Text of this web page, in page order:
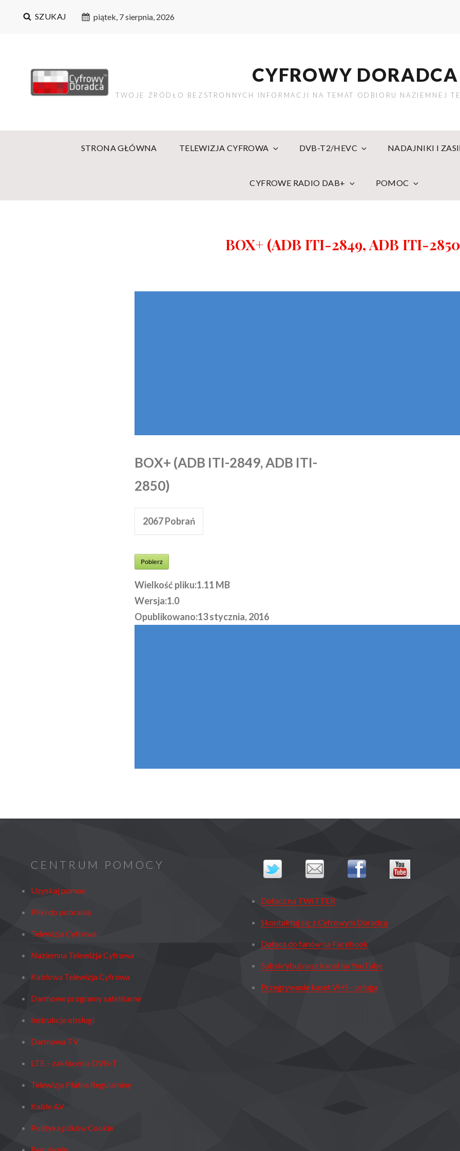
SZUKAJ piątek, 7 sierpnia, 2026
CYFROWY DORADCA
TWOJE ŹRÓDŁO BEZSTRONNYCH INFORMACJI NA TEMAT ODBIORU NAZIEMNEJ
STRONA GŁÓWNA TELEWIZJA CYFROWA DVB-T2/HEVC NADAJNIKI I
CYFROWE RADIO DAB+ POMOC
BOX+ (ADB ITI-2849, ADB ITI-
BOX+ (ADB ITI-2849, ADB ITI-
2850)
2067Pobrań
Pobierz
Wielkość pliku:1.11 MB
Wersja:1.0
Opublikowano:13 stycznia, 2016
CENTRUM POMOCY
Uzyskaj pomoc
Pliki do pobrania
Telewizja Cyfrowa
Naziemna Telewizja Cyfrowa
Kablowa Telewizja Cyfrowa
Darmowe programy satelitarne
Instrukcje obsługi
Darmowa TV
LTE – zakłócenia DVB-T
Telewizja Płatna Regulaminy
Kable AV
Polityka plików Cookie
Dołącz na TWITTER
Skontaktuj się z Cyfrowym Doradcą
Dołącz do fanów na Facebook
Subskrybuj nasz kanał na YouTube
Przegrywanie kaset VHS - usługa